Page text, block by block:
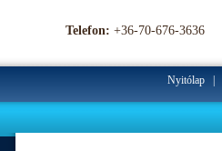
Telefon: +36-70-676-3636
Nyitólap|